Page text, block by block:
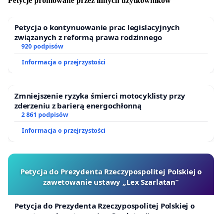
Petycja o kontynuowanie prac legislacyjnych
związanych z reformą prawa rodzinnego
920 podpisów
Informacja o przejrzystości
Zmniejszenie ryzyka śmierci motocyklisty przy
zderzeniu z barierą energochłonną
2 861 podpisów
Informacja o przejrzystości
Petycja do Prezydenta Rzeczypospolitej Polskiej o
zawetowanie ustawy „Lex Szarlatan”
Petycja do Prezydenta Rzeczypospolitej Polskiej o